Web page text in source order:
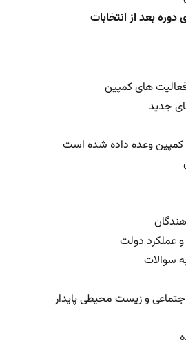
بعد از انتخابات
های کمپین
جدید
کمپین وعده داده شده است
و عملکرد دولت
سوالات
و زیست محیطی پایدار